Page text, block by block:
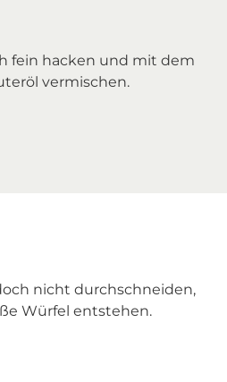
fein hacken und mit dem
vermischen.
nicht durchschneiden,
Würfel entstehen.